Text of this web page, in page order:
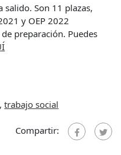
salido. Son 11 plazas,
y OEP 2022
preparación. Puedes
,trabajo social
Compartir: